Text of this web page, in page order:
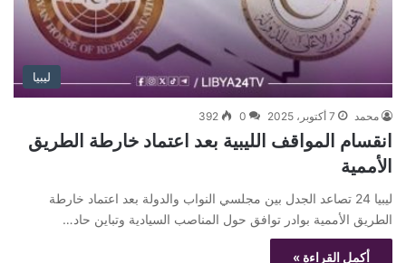
ليبيا
محمد 7 أكتوبر، 2025 0
392
انقسام المواقف الليبية بعد اعتماد خارطة الطريق
الأممية
ليبيا 24 تصاعد الجدل بين مجلسي النواب والدولة بعد اعتماد خارطة
الطريق الأممية بوادر توافق حول المناصب السيادية وتباين حاد…
أكمل القراءة »